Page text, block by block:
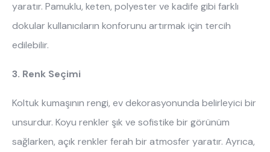
yaratır. Pamuklu, keten, polyester ve kadife gibi farklı
dokular kullanıcıların konforunu artırmak için tercih
edilebilir.
3. Renk Seçimi
Koltuk kumaşının rengi, ev dekorasyonunda belirleyici bir
unsurdur. Koyu renkler şık ve sofistike bir görünüm
sağlarken, açık renkler ferah bir atmosfer yaratır. Ayrıca,